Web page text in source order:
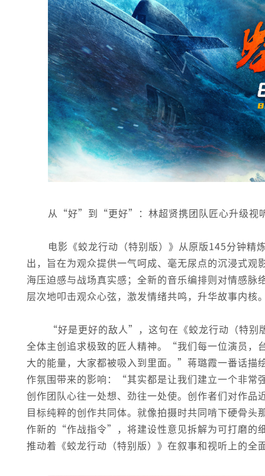
从“好”到“更好”：林超贤携团队匠心升级视
电影《蛟龙行动（特别版）》从原版145分钟精
出，旨在为观众提供一气呵成、毫无尿点的沉浸式
海压迫感与战场真实感；全新的音乐编排则对情感
层次地叩击观众心弦，激发情绪共鸣，升华故事内核
“好是更好的敌人”，这句在《蛟龙行动（特别
全体主创追求极致的匠人精神。“我们每一位演员，
大的能量，大家都被吸入到里面。”蒋璐霞一番话描
作氛围带来的影响：“其实都是让我们建立一个非
创作团队心往一处想、劲往一处使。创作者们对作
目标纯粹的创作共同体。就像拍摄时共同啃下硬骨
作新的“作战指令”，将建设性意见拆解为可打磨的
推动着《蛟龙行动（特别版）》在叙事和视听上的全